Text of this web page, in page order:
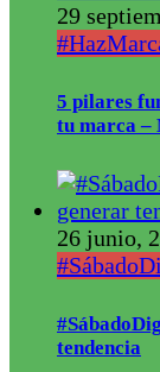
29
5 pilares
tu marca –
26 junio,
tendencia